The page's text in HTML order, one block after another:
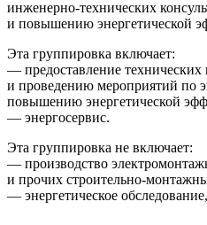
инженерно-технических
и повышению энергетической
Эта группировка включает:
— предоставление технических
и проведению мероприятий по
повышению энергетической
— энергосервис.
Эта группировка не включает:
— производство
и прочих строительно-
— энергетическое